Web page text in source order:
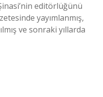
editörlüğünü
yayımlanmış,
ve sonraki yıllarda